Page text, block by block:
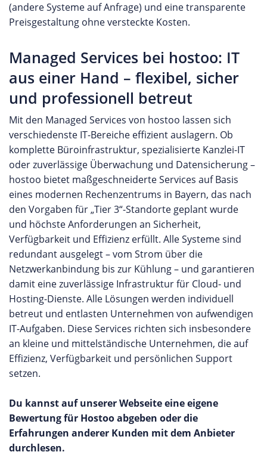
(andere Systeme auf Anfrage) und eine transparente
Preisgestaltung ohne versteckte Kosten.
Managed Services bei hostoo: IT
aus einer Hand – flexibel, sicher
und professionell betreut
Mit den Managed Services von hostoo lassen sich
verschiedenste IT-Bereiche effizient auslagern. Ob
komplette Büroinfrastruktur, spezialisierte Kanzlei-IT
oder zuverlässige Überwachung und Datensicherung –
hostoo bietet maßgeschneiderte Services auf Basis
eines modernen Rechenzentrums in Bayern, das nach
den Vorgaben für „Tier 3“-Standorte geplant wurde
und höchste Anforderungen an Sicherheit,
Verfügbarkeit und Effizienz erfüllt. Alle Systeme sind
redundant ausgelegt – vom Strom über die
Netzwerkanbindung bis zur Kühlung – und garantieren
damit eine zuverlässige Infrastruktur für Cloud- und
Hosting-Dienste. Alle Lösungen werden individuell
betreut und entlasten Unternehmen von aufwendigen
IT-Aufgaben. Diese Services richten sich insbesondere
an kleine und mittelständische Unternehmen, die auf
Effizienz, Verfügbarkeit und persönlichen Support
setzen.
Du kannst auf unserer Webseite eine eigene
Bewertung für Hostoo abgeben oder die
Erfahrungen anderer Kunden mit dem Anbieter
durchlesen.